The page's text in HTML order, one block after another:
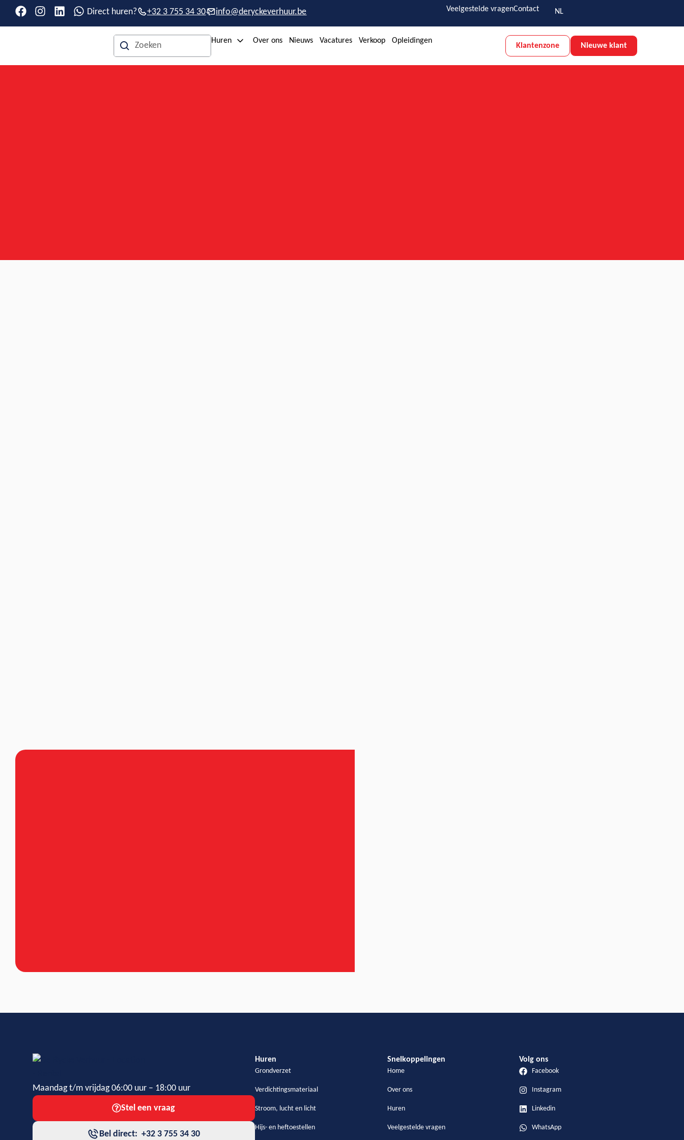
Direct huren? +32 3 755 34 30 info@deryckeverhuur.be Veelgestelde vragenContact NL
Huren Over ons Nieuws Vacatures Verkoop Opleidingen
Klantenzone Nieuwe klant
Maandag t/m vrijdag 06:00 uur – 18:00 uur
Stel een vraag
Bel direct: +32 3 755 34 30
Huren
Grondverzet
Verdichtingsmateriaal
Stroom, lucht en licht
Hijs- en heftoestellen
Snelkoppelingen
Home
Over ons
Huren
Veelgestelde vragen
Volg ons
Facebook
Instagram
Linkedin
WhatsApp